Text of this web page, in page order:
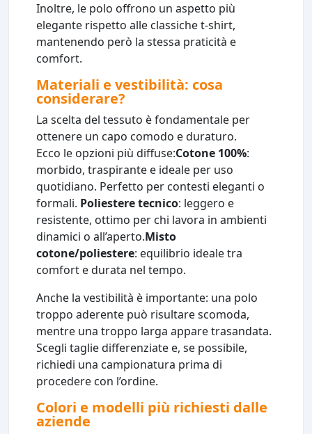
Inoltre, le polo offrono un aspetto più
elegante rispetto alle classiche t-shirt,
mantenendo però la stessa praticità e
comfort.
Materiali e vestibilità: cosa
considerare?
La scelta del tessuto è fondamentale per
ottenere un capo comodo e duraturo.
Ecco le opzioni più diffuse:Cotone 100%:
morbido, traspirante e ideale per uso
quotidiano. Perfetto per contesti eleganti o
formali. Poliestere tecnico: leggero e
resistente, ottimo per chi lavora in ambienti
dinamici o all’aperto.Misto
cotone/poliestere: equilibrio ideale tra
comfort e durata nel tempo.
Anche la vestibilità è importante: una polo
troppo aderente può risultare scomoda,
mentre una troppo larga appare trasandata.
Scegli taglie differenziate e, se possibile,
richiedi una campionatura prima di
procedere con l’ordine.
Colori e modelli più richiesti dalle
aziende